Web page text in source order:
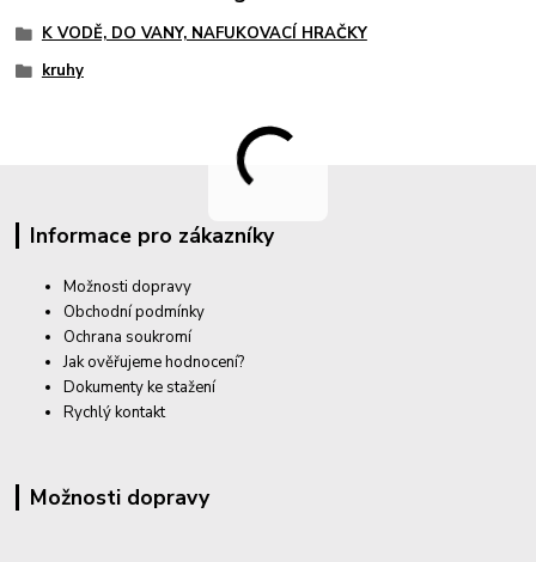
K VODĚ, DO VANY, NAFUKOVACÍ HRAČKY
kruhy
Informace pro zákazníky
Možnosti dopravy
Obchodní podmínky
Ochrana soukromí
Jak ověřujeme hodnocení?
Dokumenty ke stažení
Rychlý kontakt
Možnosti dopravy